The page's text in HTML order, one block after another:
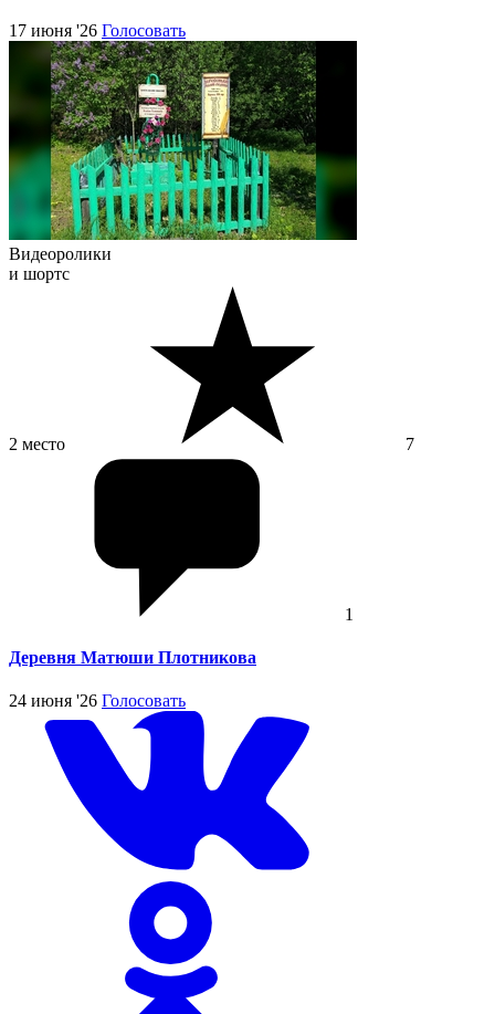
17 июня '26 Голосовать
Видеоролики
и шортс
2 место 7
1
Деревня Матюши Плотникова
24 июня '26 Голосовать